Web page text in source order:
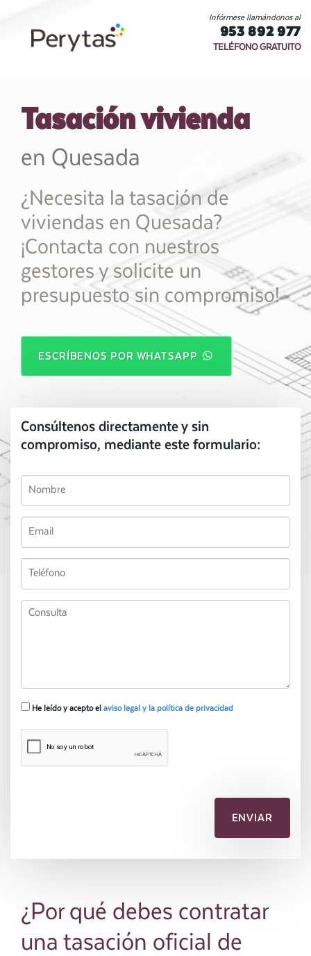
Infórmese llamándonos al
953 892 977
TELÉFONO GRATUITO
Tasación vivienda
en Quesada
¿Necesita la tasación de
viviendas en Quesada?
¡Contacta con nuestros
gestores y solicite un
presupuesto sin compromiso!
ESCRÍBENOS POR WHATSAPP
Consúltenos directamente y sin
compromiso, mediante este formulario:
He leído y acepto el aviso legal y la política de privacidad
¿Por qué debes contratar
una tasación oficial de